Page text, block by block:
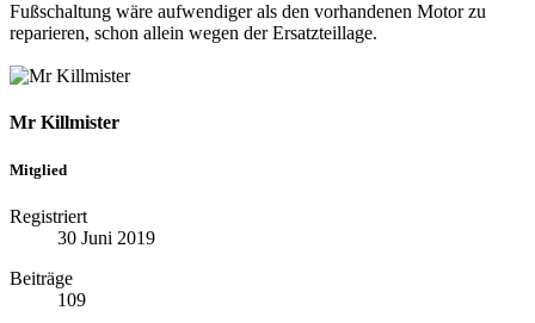
Fußschaltung wäre aufwendiger als den vorhandenen Motor zu
reparieren, schon allein wegen der Ersatzteillage.
Mr Killmister
Mitglied
Registriert
30 Juni 2019
Beiträge
109